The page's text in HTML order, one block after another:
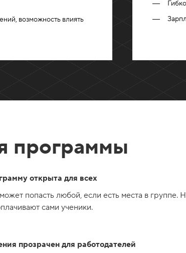
возможность влиять
программы
открыта для всех
попасть любой, если есть места в группе.
сами ученики.
прозрачен для работодателей